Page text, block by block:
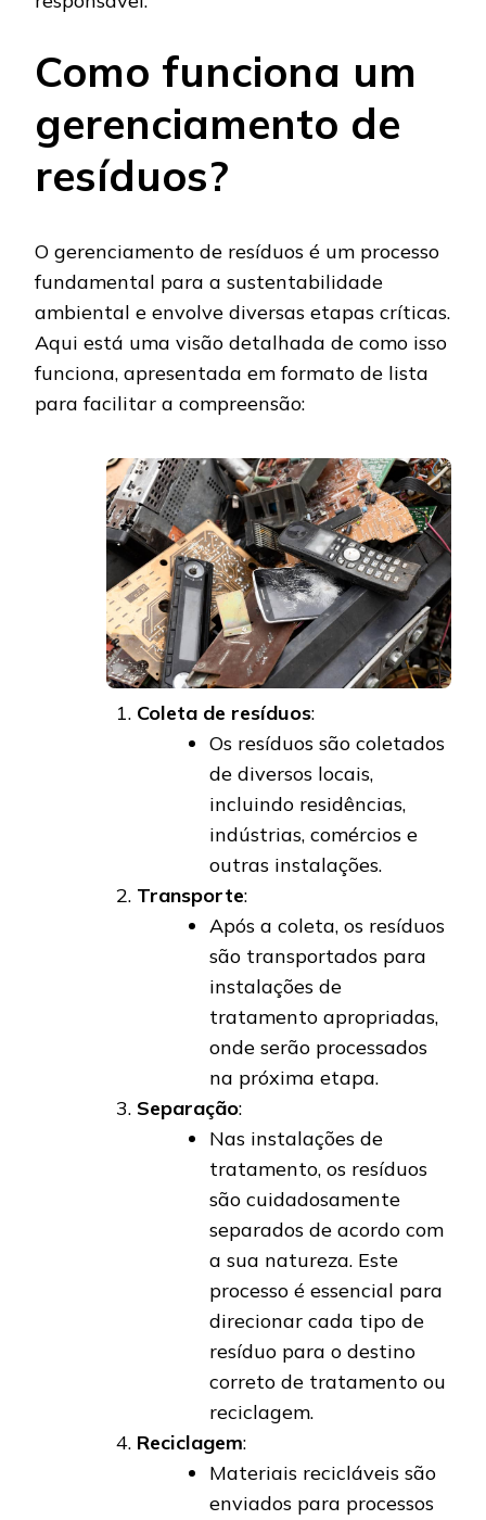
Como funciona um
gerenciamento de
resíduos?
O gerenciamento de resíduos é um processo
fundamental para a sustentabilidade
ambiental e envolve diversas etapas críticas.
Aqui está uma visão detalhada de como isso
funciona, apresentada em formato de lista
para facilitar a compreensão:
Coleta de resíduos:
Os resíduos são coletados
de diversos locais,
incluindo residências,
indústrias, comércios e
outras instalações.
Transporte:
Após a coleta, os resíduos
são transportados para
instalações de
tratamento apropriadas,
onde serão processados
na próxima etapa.
Separação:
Nas instalações de
tratamento, os resíduos
são cuidadosamente
separados de acordo com
a sua natureza. Este
processo é essencial para
direcionar cada tipo de
resíduo para o destino
correto de tratamento ou
reciclagem.
Reciclagem:
Materiais recicláveis são
enviados para processos